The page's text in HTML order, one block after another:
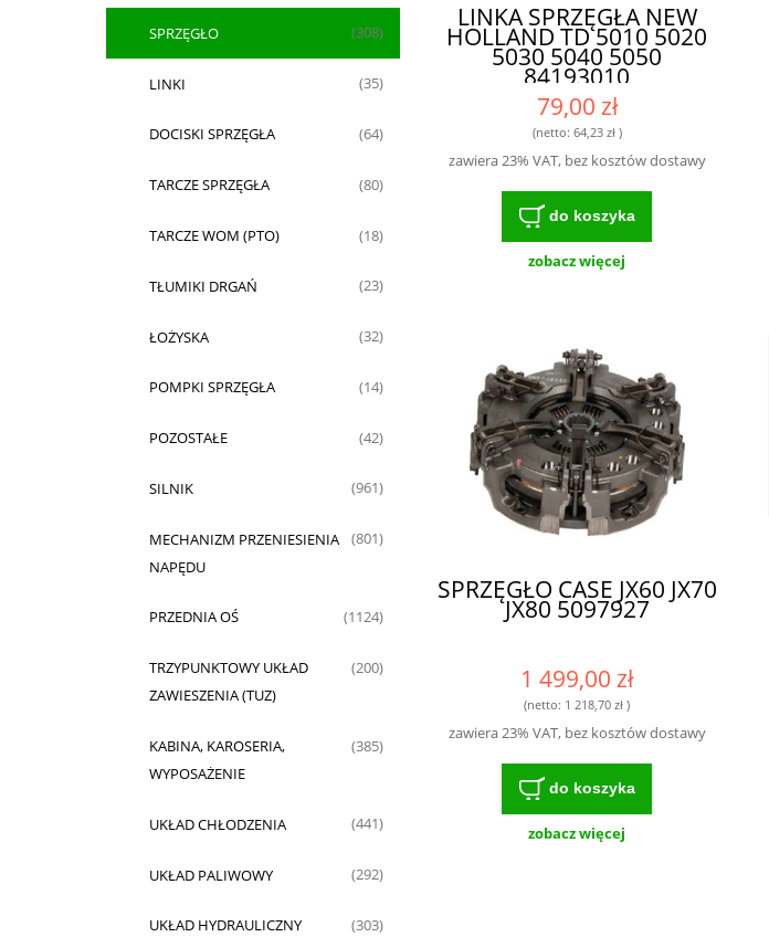
SPRZĘGŁO (308)
LINKI (35)
DOCISKI SPRZĘGŁA (64)
TARCZE SPRZĘGŁA (80)
TARCZE WOM (PTO) (18)
TŁUMIKI DRGAŃ (23)
ŁOŻYSKA (32)
POMPKI SPRZĘGŁA (14)
POZOSTAŁE (42)
SILNIK (961)
MECHANIZM PRZENIESIENIA
NAPĘDU
(801)
PRZEDNIA OŚ (1124)
TRZYPUNKTOWY UKŁAD
ZAWIESZENIA (TUZ)
(200)
KABINA, KAROSERIA,
WYPOSAŻENIE
(385)
UKŁAD CHŁODZENIA (441)
UKŁAD PALIWOWY (292)
UKŁAD HYDRAULICZNY (303)
LINKA SPRZĘGŁA NEW
HOLLAND TD 5010 5020
5030 5040 5050
84193010
79,00 zł
(netto: 64,23 zł)
zawiera 23% VAT, bez kosztów dostawy
do koszyka
zobacz więcej
SPRZĘGŁO CASE JX60 JX70
JX80 5097927
1 499,00 zł
(netto: 1 218,70 zł )
zawiera 23% VAT, bez kosztów dostawy
do koszyka
zobacz więcej